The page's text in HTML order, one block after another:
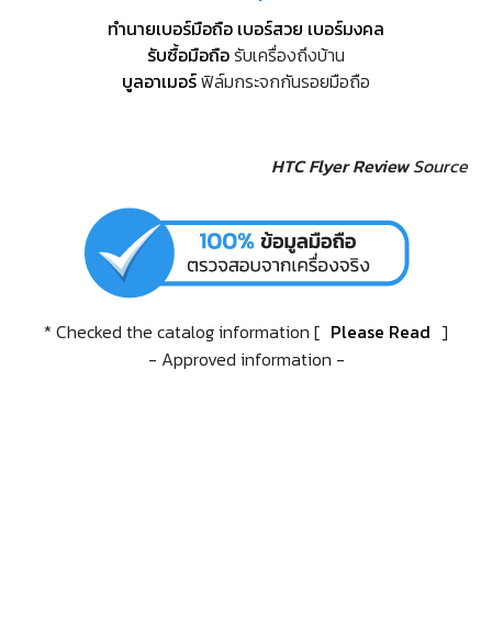
ทำนายเบอร์มือถือ เบอร์สวย เบอร์มงคล
รับซื้อมือถือรับเครื่องถึงบ้าน
บูลอาเมอร์ฟิล์มกระจกกันรอยมือถือ
HTC Flyer Review Source
* Checked the catalog information [ Please Read ]
- Approved information -